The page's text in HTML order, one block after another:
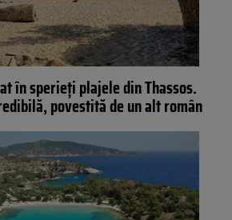
în sperieţi plajele din Thassos.
povestită de un alt român